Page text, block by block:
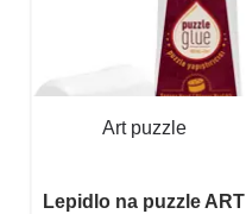
Art puzzle
Lepidlo na puzzle ART